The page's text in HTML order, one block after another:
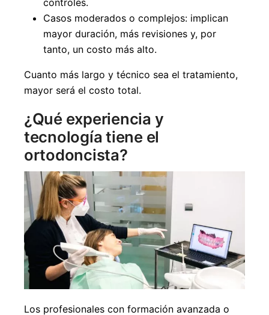
Casos moderados o complejos: implican
mayor duración, más revisiones y, por
tanto, un costo más alto.
Cuanto más largo y técnico sea el tratamiento,
mayor será el costo total.
¿Qué experiencia y
tecnología tiene el
ortodoncista?
Los profesionales con formación avanzada o